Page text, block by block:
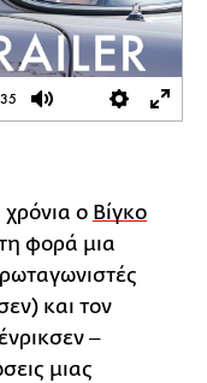
Mute Settings
ο Βίγκο
φορά μια
και τον
‒
μιας